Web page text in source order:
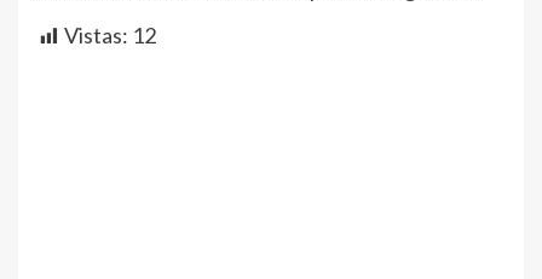
Vistas: 12